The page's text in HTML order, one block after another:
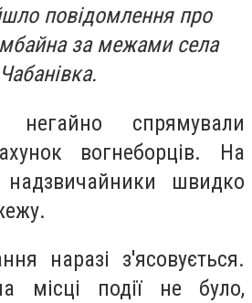
повідомлення про
за межами села
Чабанівка.
спрямували
вогнеборців. На
надзвичайники швидко
наразі з'ясовується.
місці події не було,